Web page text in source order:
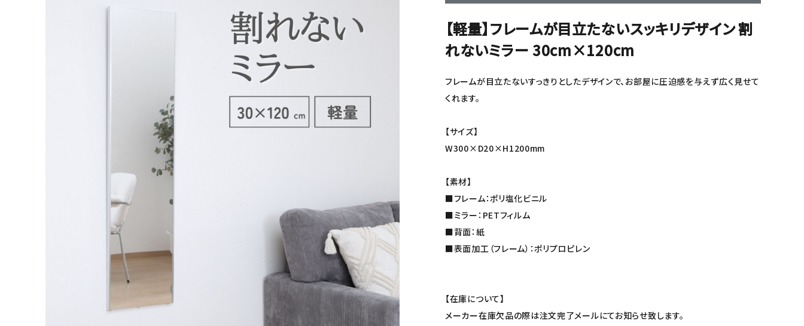
【軽量】フレームが目立たないスッキリデザイン 割
れないミラー 30cm×120cm
フレームが目立たないすっきりとしたデザインで、お部屋に圧迫感を与えず広く見せて
くれます。
【サイズ】
W300×D20×H1200mm
【素材】
■フレーム：ポリ塩化ビニル
■ミラー：PETフィルム
■背面：紙
■表面加工（フレーム）：ポリプロピレン
【在庫について】
メーカー在庫欠品の際は注文完了メールにてお知らせ致します。